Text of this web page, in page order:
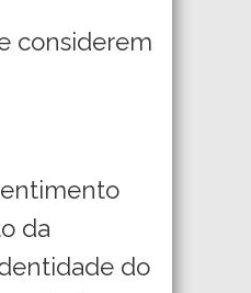
considerem
da
do